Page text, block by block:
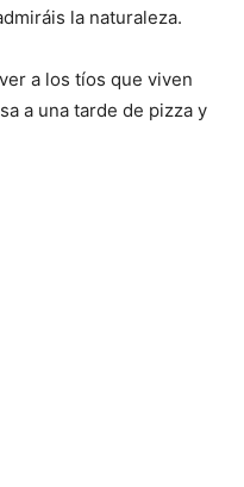
la naturaleza.
a los tíos que viven
a una tarde de pizza y